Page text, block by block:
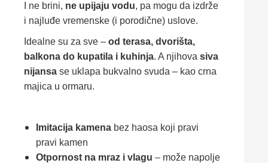
I ne brini, ne upijaju vodu, pa mogu da izdrže
i najluđe vremenske (i porodične) uslove.
Idealne su za sve – od terasa, dvorišta,
balkona do kupatila i kuhinja. A njihova siva
nijansa se uklapa bukvalno svuda – kao crna
majica u ormaru.
Imitacija kamena bez haosa koji pravi
pravi kamen
Otpornost na mraz i vlagu – može napolje